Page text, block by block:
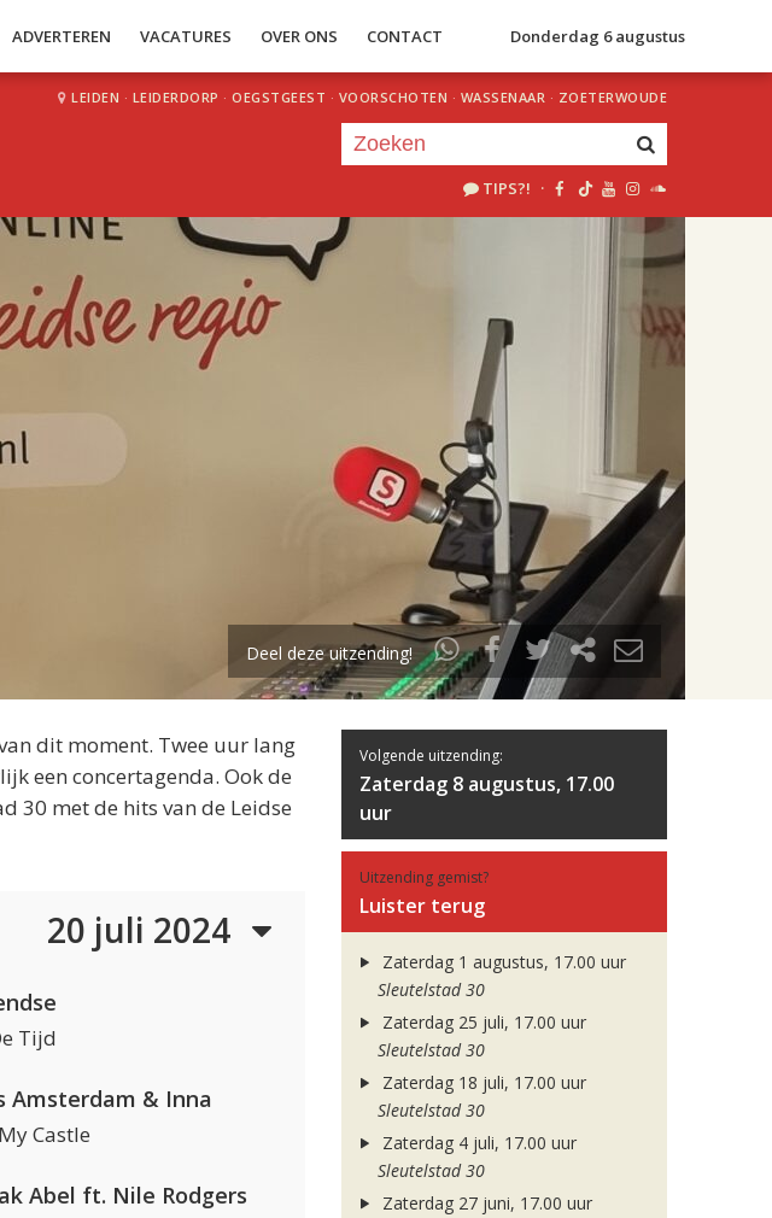
ADVERTEREN VACATURES OVER ONS CONTACT Donderdag 6 augustus
LEIDEN · LEIDERDORP · OEGSTGEEST · VOORSCHOTEN · WASSENAAR · ZOETERWOUDE
TIPS?! ·
uur 1 van 2
Volgend uur
Deel deze uitzending!
dit moment. Twee uur lang
een concertagenda. Ook de
30 met de hits van de Leidse
20 juli 2024
Tijd
Amsterdam & Inna
Castle
Abel ft. Nile Rodgers
Volgende uitzending:
Zaterdag 8 augustus, 17.00
uur
Uitzending gemist?
Luister terug
Zaterdag 1 augustus, 17.00 uur
Sleutelstad 30
Zaterdag 25 juli, 17.00 uur
Sleutelstad 30
Zaterdag 18 juli, 17.00 uur
Sleutelstad 30
Zaterdag 4 juli, 17.00 uur
Sleutelstad 30
Zaterdag 27 juni, 17.00 uur